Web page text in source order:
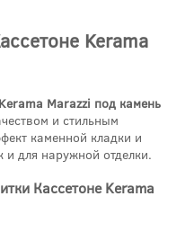
Kerama
Marazzi под камень
и стильным
каменной кладки и
и для наружной отделки.
Кассетоне Kerama